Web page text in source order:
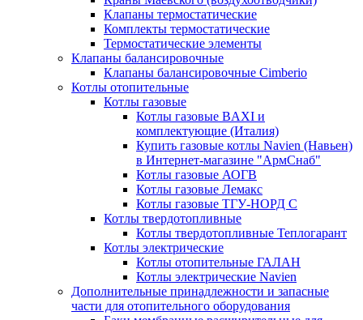
Клапаны термостатические
Комплекты термостатические
Термостатические элементы
Клапаны балансировочные
Клапаны балансировочные Cimberio
Котлы отопительные
Котлы газовые
Котлы газовые BAXI и
комплектующие (Италия)
Купить газовые котлы Navien (Навьен)
в Интернет-магазине "АрмСнаб"
Котлы газовые АОГВ
Котлы газовые Лемакс
Котлы газовые ТГУ-НОРД С
Котлы твердотопливные
Котлы твердотопливные Теплогарант
Котлы электрические
Котлы отопительные ГАЛАН
Котлы электрические Navien
Дополнительные принадлежности и запасные
части для отопительного оборудования